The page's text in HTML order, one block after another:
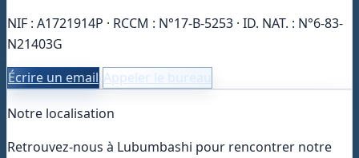
NIF : A1721914P · RCCM : N°17-B-5253 · ID. NAT. : N°6-83-
N21403G
Écrire un email Appeler le bureau
Notre localisation
Retrouvez-nous à Lubumbashi pour rencontrer notre